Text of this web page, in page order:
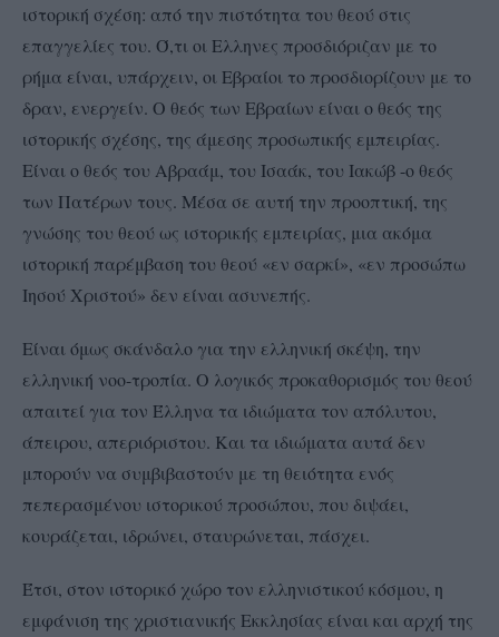
ιστορική σχέση: από την πιστότητα του θεού στις
επαγγελίες του. Ό,τι οι Ελληνες προσδιόριζαν με το
ρήμα είναι, υπάρχειν, οι Εβραίοι το προσδιορίζουν με το
δραν, ενεργείν. Ο θεός των Εβραίων είναι ο θεός της
ιστορικής σχέσης, της άμεσης προσωπικής εμπειρίας.
Είναι ο θεός του Αβραάμ, του Ισαάκ, του Ιακώβ -ο θεός
των Πατέρων τους. Μέσα σε αυτή την προοπτική, της
γνώσης του θεού ως ιστορικής εμπειρίας, μια ακόμα
ιστορική παρέμβαση του θεού «εν σαρκί», «εν προσώπω
Ιησού Χριστού» δεν είναι ασυνεπής.
Είναι όμως σκάνδαλο για την ελληνική σκέψη, την
ελληνική νοο-τροπία. Ο λογικός προκαθορισμός του θεού
απαιτεί για τον Έλληνα τα ιδιώματα τον απόλυτου,
άπειρου, απεριόριστου. Και τα ιδιώματα αυτά δεν
μπορούν να συμβιβαστούν με τη θειότητα ενός
πεπερασμένου ιστορικού προσώπου, που διψάει,
κουράζεται, ιδρώνει, σταυρώνεται, πάσχει.
Έτσι, στον ιστορικό χώρο τον ελληνιστικού κόσμου, η
εμφάνιση της χριστιανικής Εκκλησίας είναι και αρχή της